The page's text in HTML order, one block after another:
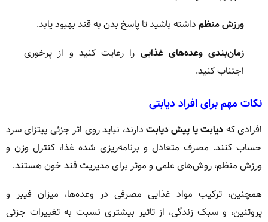
ورزش منظم داشته باشید تا پاسخ بدن به قند بهبود یابد.
زمان‌بندی وعده‌های غذایی را رعایت کنید و از پرخوری
اجتناب کنید.
نکات مهم برای افراد دیابتی
افرادی که دیابت یا پیش دیابت دارند، نباید روی اثر جزئی پیتزای سرد
حساب کنند. مصرف متعادل و برنامه‌ریزی شده غذا، کنترل وزن و
ورزش منظم، روش‌های علمی و موثر برای مدیریت قند خون هستند.
همچنین، ترکیب مواد غذایی مصرفی در وعده‌ها، میزان فیبر و
پروتئین، و سبک زندگی، از تاثیر بیشتری نسبت به تغییرات جزئی